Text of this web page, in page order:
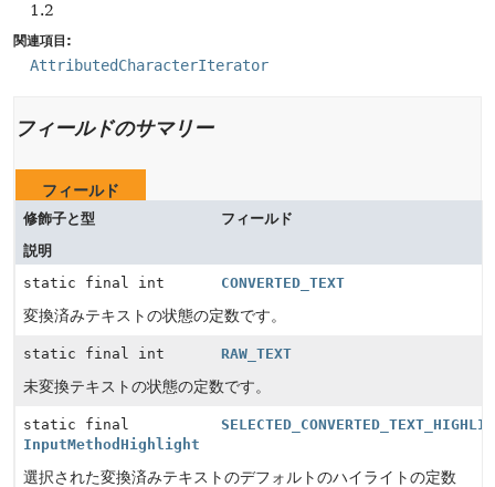
1.2
関連項目:
AttributedCharacterIterator
フィールドのサマリー
フィールド
修飾子と型
フィールド
説明
static final int
CONVERTED_TEXT
変換済みテキストの状態の定数です。
static final int RAW_TEXT
未変換テキストの状態の定数です。
static final
InputMethodHighlight
選択された変換済みテキストのデフォルトのハイライトの定数